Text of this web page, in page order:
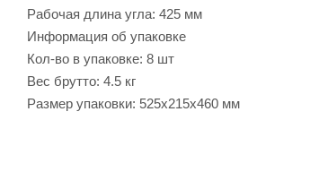
Рабочая длина угла: 425 мм
Информация об упаковке
Кол-во в упаковке: 8 шт
Вес брутто: 4.5 кг
Размер упаковки: 525x215x460 мм